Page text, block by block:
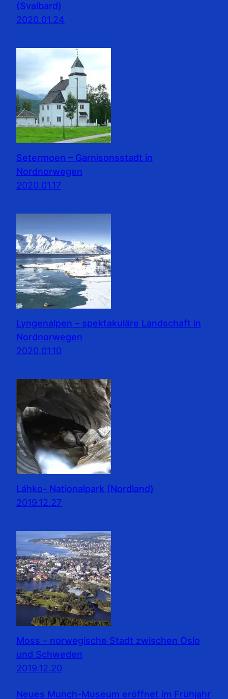
(Svalbard)
2020.01.24
Setermoen – Garnisonsstadt in
Nordnorwegen
2020.01.17
Lyngenalpen – spektakuläre Landschaft in
Nordnorwegen
2020.01.10
Láhko- Nationalpark (Nordland)
2019.12.27
Moss – norwegische Stadt zwischen Oslo
und Schweden
2019.12.20
Neues Munch-Museum eröffnet im Frühjahr